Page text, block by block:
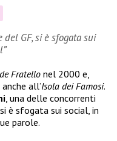
GF, si è sfogata sui
Fratellonel 2000 e,
all’Isola dei Famosi.
, una delle concorrenti
è sfogata sui social, in
parole.